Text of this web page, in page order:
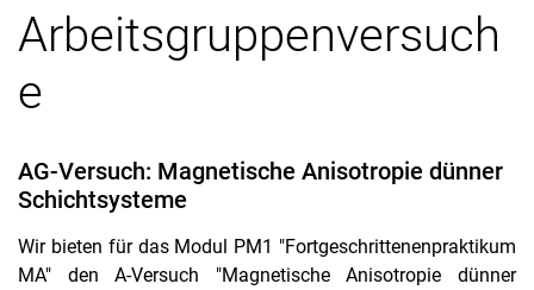
Arbeitsgruppenversuch
e
AG-Versuch: Magnetische Anisotropie dünner
Schichtsysteme
Wir bieten für das Modul PM1 "Fortgeschrittenenpraktikum
MA" den A-Versuch "Magnetische Anisotropie dünner